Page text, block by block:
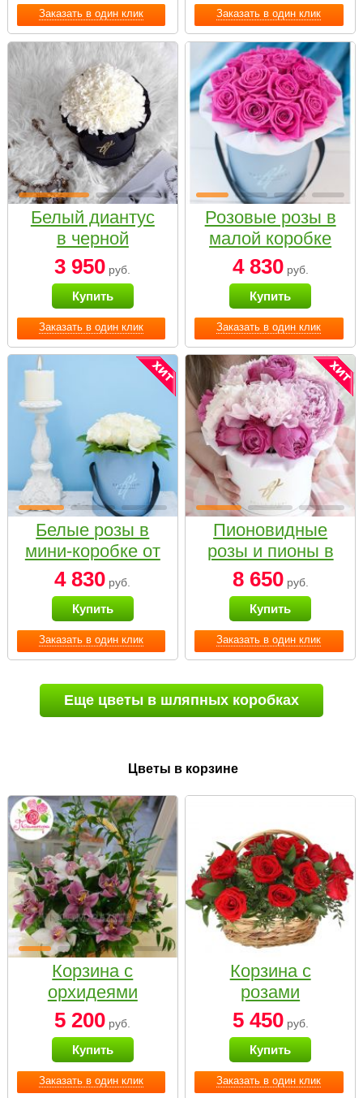
Заказать в один клик Заказать в один клик
Заказать в один клик
Белый диантус
в черной
коробке Small
3 950 руб.
Купить
Заказать в один клик
Розовые розы в
малой коробке
4 830руб.
Купить
Заказать в один клик
Белые розы в
мини-коробке от
Bella Fiori
4 830 руб.
Купить
Заказать в один клик
Пионовидные
розы и пионы в
белой коробке
Small
8 650руб.
Купить
Еще цветы в шляпных коробках
Цветы в корзине
Заказать в один клик
Корзина с
орхидеями
малая
5 200 руб.
Купить
Заказать в один клик
Корзина с
розами
«Красный
Париж»
5 450руб.
Купить